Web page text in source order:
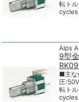
転ト
cycles
Alps
9型
■主な
圧
転ト
cycles